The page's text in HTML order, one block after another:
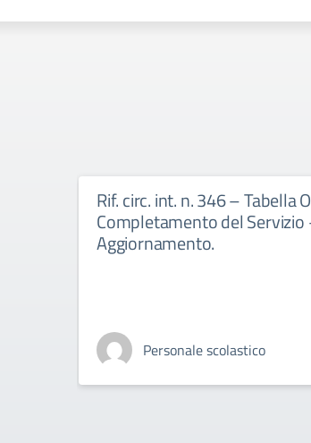
Rif. circ. int. n. 346 – Tabella
Completamento del Servizio
Aggiornamento.
Personale scolastico